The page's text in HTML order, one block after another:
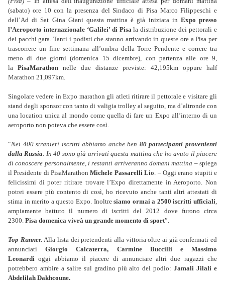
(sabato) ore 10 con la presenza del Sindaco di Pisa Marco Filippeschi e
dell’Ad di Sat Gina Giani questa mattina è già iniziata in Expo presso
l’Aeroporto internazionale ‘Galilei’ di Pisala distribuzione dei pettorali e
dei pacchi gara. Tanti i podisti che stanno arrivando in queste ore a Pisa per
trascorrere un fine settimana all’ombra della Torre Pendente e correre tra
meno di due giorni (domenica 15 dicembre), con partenza alle ore 9,
la PisaMarathon nelle due distanze previste: 42,195km oppure half
Marathon 21,097km.
Singolare vedere in Expo marathon gli atleti ritirare il pettorale e visitare gli
stand degli sponsor con tanto di valigia trolley al seguito, ma d’altronde con
una location unica al mondo come quella di fare un Expo all’interno di un
aeroporto non poteva che essere così.
“Nei 400 stranieri iscritti abbiamo anche ben 80 partecipanti provenienti
dalla Russia. In 40 sono già arrivati questa mattina che ho avuto il piacere
di conoscere personalmente, i restanti arriveranno domani mattina – spiega
il Presidente di PisaMarathonMichele Passarelli Lio. – Oggi erano stupiti e
felicissimi di poter ritirare trovare l’Expo direttamente in Aeroporto. Non
potrei essere più contento di così, ho ricevuto anche tanti altri attestati di
stima in merito a questo Expo. Inoltresiamo ormai a 2500 iscritti ufficiali,
ampiamente battuto il numero di iscritti del 2012 dove furono circa
2300. Pisa domenica vivrà un grande momento di sport”.
Top Runner.Alla lista dei pretendenti alla vittoria oltre ai già confermati ed
annunciatiGiorgio Calcaterra, Carmine Buccilli e Massimo
Leonardioggi abbiamo il piacere di annunciare altri due ragazzi che
potrebbero ambire a salire sul gradino più alto del podio:Jamali Jilali e
Abdelilah Dakhcoune.